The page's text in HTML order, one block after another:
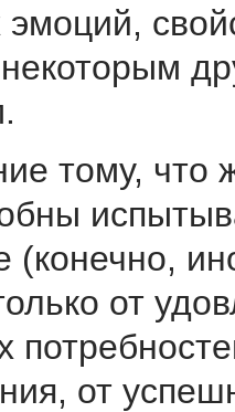
эмоций,
тому, что
(конечно,
от
от